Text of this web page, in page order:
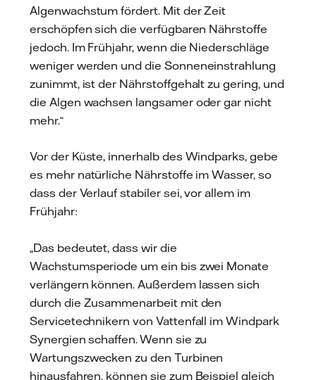
Algenwachstum fördert. Mit der Zeit
erschöpfen sich die verfügbaren Nährstoffe
jedoch. Im Frühjahr, wenn die Niederschläge
weniger werden und die Sonneneinstrahlung
zunimmt, ist der Nährstoffgehalt zu gering, und
die Algen wachsen langsamer oder gar nicht
mehr.“
Vor der Küste, innerhalb des Windparks, gebe
es mehr natürliche Nährstoffe im Wasser, so
dass der Verlauf stabiler sei, vor allem im
Frühjahr:
„Das bedeutet, dass wir die
Wachstumsperiode um ein bis zwei Monate
verlängern können. Außerdem lassen sich
durch die Zusammenarbeit mit den
Servicetechnikern von Vattenfall im Windpark
Synergien schaffen. Wenn sie zu
Wartungszwecken zu den Turbinen
hinausfahren, können sie zum Beispiel gleich